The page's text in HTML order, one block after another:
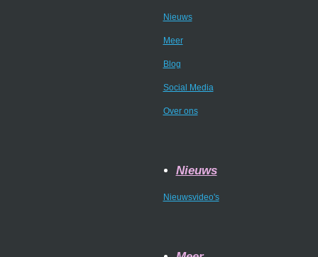
Nieuws
Meer
Blog
Social Media
Over ons
Nieuws
Nieuwsvideo's